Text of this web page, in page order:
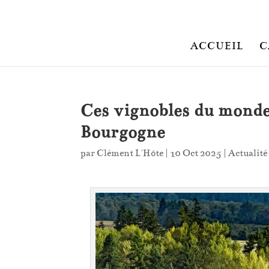
ACCUEIL
Ces vignobles du
Bourgogne
par Clément L'Hôte | 10 Oct 2025 |Actualité